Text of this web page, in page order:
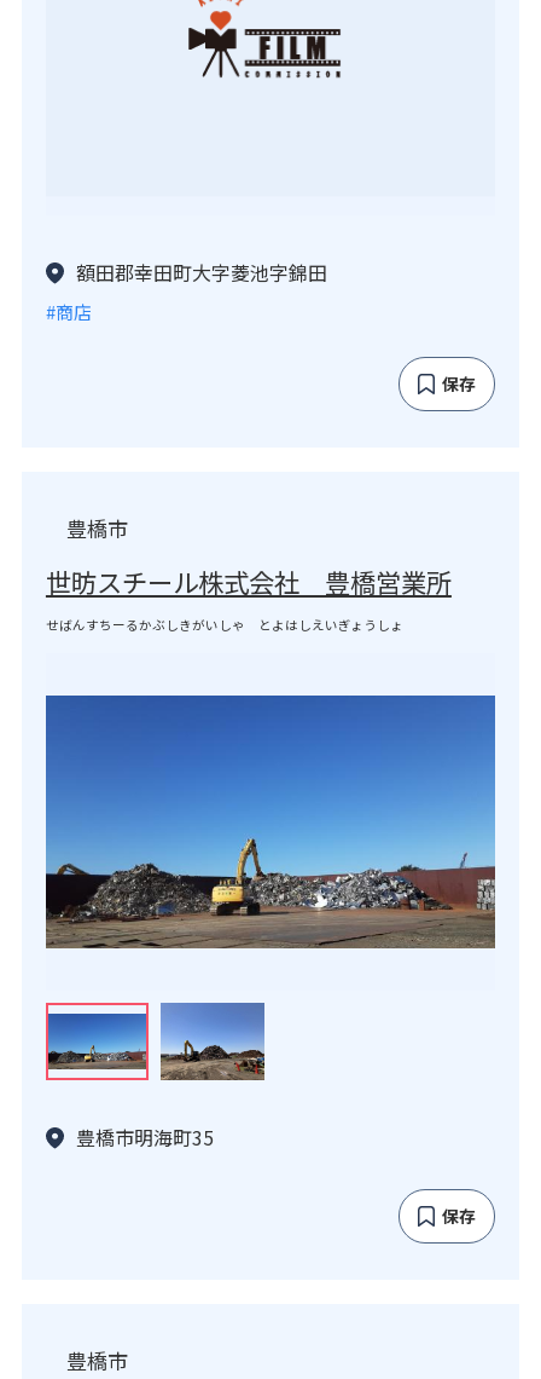
額田郡幸田町大字菱池字錦田
#商店
保存
豊橋市
世昉スチール株式会社 豊橋営業所
せばんすちーるかぶしきがいしゃ とよはしえいぎょうしょ
豊橋市明海町35
保存
豊橋市